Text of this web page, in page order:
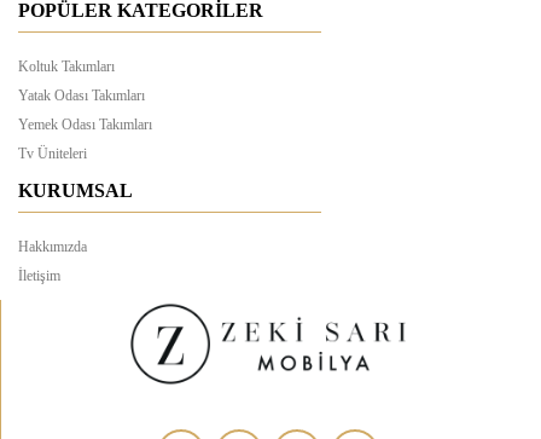
POPÜLER KATEGORİLER
Koltuk Takımları
Yatak Odası Takımları
Yemek Odası Takımları
Tv Üniteleri
KURUMSAL
Hakkımızda
İletişim